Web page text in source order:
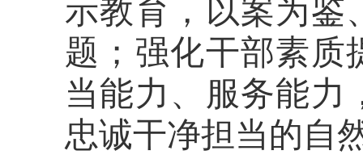
示教育，以案为鉴
题；强化干部素质
当能力、服务能力
忠诚干净担当的自